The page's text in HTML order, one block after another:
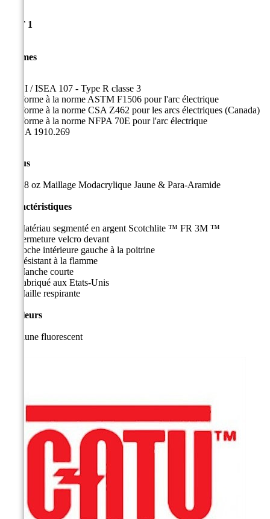
CAT 1
Normes
ANSI / ISEA 107 - Type R classe 3
Conforme à la norme ASTM F1506 pour l'arc électrique
Conforme à la norme CSA Z462 pour les arcs électriques (Canada)
Conforme à la norme NFPA 70E pour l'arc électrique
OSHA 1910.269
Tissus
5,8 oz Maillage Modacrylique Jaune & Para-Aramide
Caractéristiques
Matériau segmenté en argent Scotchlite ™ FR 3M ™
Fermeture velcro devant
Poche intérieure gauche à la poitrine
ésistant à la flamme
Manche courte
Fabriqué aux Etats-Unis
Maille respirante
Couleurs
Jaune fluorescent